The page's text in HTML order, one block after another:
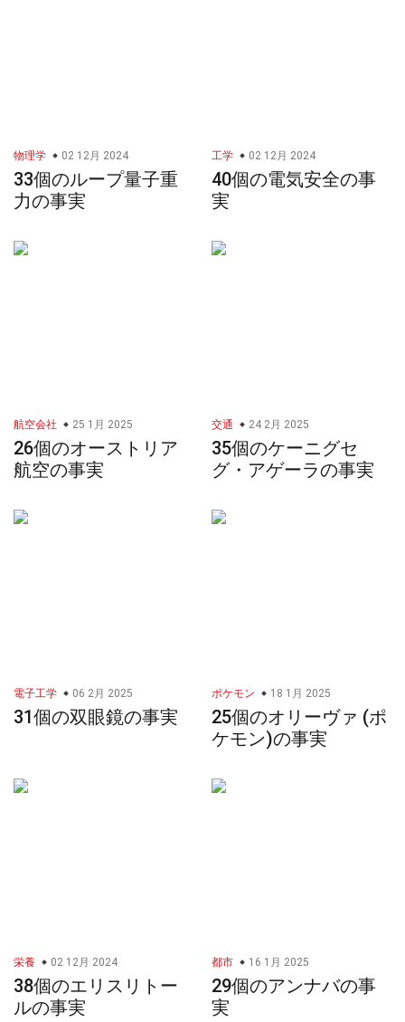
物理学 02 12月 2024
33個のループ量子重
力の事実
工学 02 12月 2024
40個の電気安全の事
実
航空会社 25 1月 2025
26個のオーストリア
航空の事実
交通 24 2月 2025
35個のケーニグセ
グ・アゲーラの事実
電子工学 06 2月 2025
31個の双眼鏡の事実
ポケモン 18 1月 2025
25個のオリーヴァ (ポ
ケモン)の事実
栄養 02 12月 2024
38個のエリスリトー
ルの事実
都市 16 1月 2025
29個のアンナバの事
実